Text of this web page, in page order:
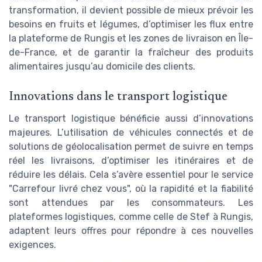
transformation, il devient possible de mieux prévoir les
besoins en fruits et légumes, d’optimiser les flux entre
la plateforme de Rungis et les zones de livraison en Île-
de-France, et de garantir la fraîcheur des produits
alimentaires jusqu’au domicile des clients.
Innovations dans le transport logistique
Le transport logistique bénéficie aussi d’innovations
majeures. L’utilisation de véhicules connectés et de
solutions de géolocalisation permet de suivre en temps
réel les livraisons, d’optimiser les itinéraires et de
réduire les délais. Cela s’avère essentiel pour le service
"Carrefour livré chez vous", où la rapidité et la fiabilité
sont attendues par les consommateurs. Les
plateformes logistiques, comme celle de Stef à Rungis,
adaptent leurs offres pour répondre à ces nouvelles
exigences.